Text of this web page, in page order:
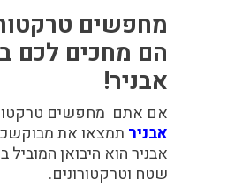
מחפשים
הם מחכים לכם
אבניר!
אם אתם מחפשים
אבניר תמצאו את
אבניר הוא היבואן
שטח וטרקטורונים.